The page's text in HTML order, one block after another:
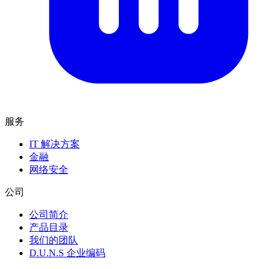
服务
IT 解决方案
金融
网络安全
公司
公司简介
产品目录
我们的团队
D.U.N.S 企业编码